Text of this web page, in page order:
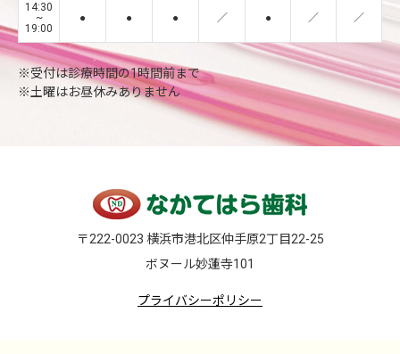
14:30
~
19:00
● ● ● ／ ● ／ ／
※受付は診療時間の1時間前まで
※土曜はお昼休みありません
〒222-0023 横浜市港北区仲手原2丁目22-25
ボヌール妙蓮寺101
プライバシーポリシー